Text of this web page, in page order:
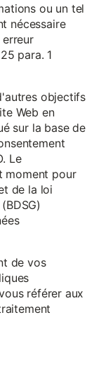
ou un tel
nécessaire
para. 1
objectifs
Web en
sur la base de
Le
moment pour
de la loi
de vos
référer aux